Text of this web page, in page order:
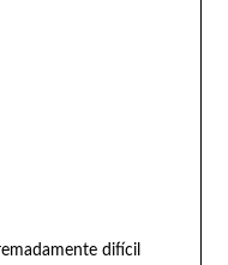
difícil